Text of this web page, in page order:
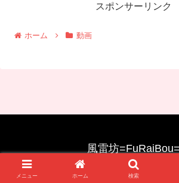
スポンサーリンク
ホーム 動画
風雷坊
© 2016 風雷坊
メニュー ホーム 検索